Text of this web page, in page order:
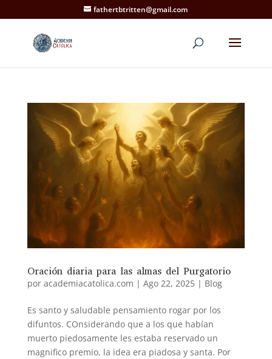
fathertbtritten@gmail.com
Oración diaria para las almas del Purgatorio
por academiacatolica.com | Ago 22, 2025| Blog
Es santo y saludable pensamiento rogar por los
difuntos. COnsiderando que a los que habían
muerto piedosamente les estaba reservado un
magnifico premio, la idea era piadosa y santa. Por